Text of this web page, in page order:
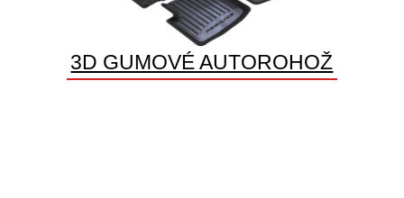
3D GUMOVÉ AUTOROHOŽ